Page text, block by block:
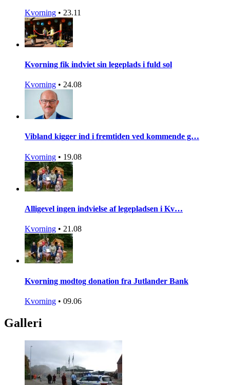
Kvorning • 23.11
Kvorning fik indviet sin legeplads i fuld sol
Kvorning • 24.08
Vibland kigger ind i fremtiden ved kommende g…
Kvorning • 19.08
Alligevel ingen indvielse af legepladsen i Kv…
Kvorning • 21.08
Kvorning modtog donation fra Jutlander Bank
Kvorning • 09.06
Galleri